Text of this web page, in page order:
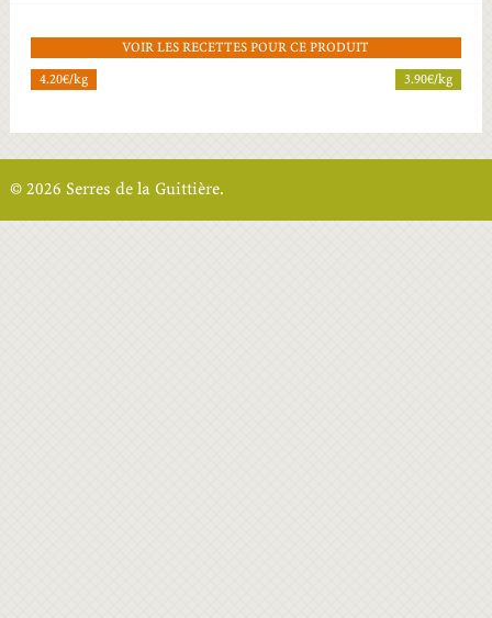
VOIR LES RECETTES POUR CE PRODUIT
4.20€/kg 3.90€/kg
© 2026 Serres de la Guittière.